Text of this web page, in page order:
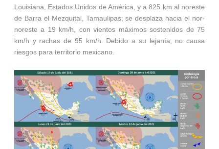
Louisiana, Estados Unidos de América, y a 825 km al noreste
de Barra el Mezquital, Tamaulipas; se desplaza hacia el nor-
noreste a 19 km/h, con vientos máximos sostenidos de 75
km/h y rachas de 95 km/h. Debido a su lejanía, no causa
riesgos para territorio mexicano.